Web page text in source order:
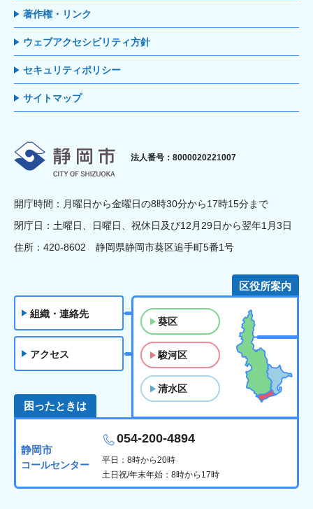
著作権・リンク
ウェブアクセシビリティ方針
セキュリティポリシー
サイトマップ
静岡市
法人番号：8000020221007
開庁時間：月曜日から金曜日の8時30分から17時15分まで
閉庁日：土曜日、日曜日、祝休日及び12月29日から翌年1月3日
住所：420-8602 静岡県静岡市葵区追手町5番1号
組織・連絡先
アクセス
区役所案内
葵区
駿河区
清水区
困ったときは
静岡市
コールセンター
054-200-4894
平日：8時から20時
土日祝/年末年始：8時から17時